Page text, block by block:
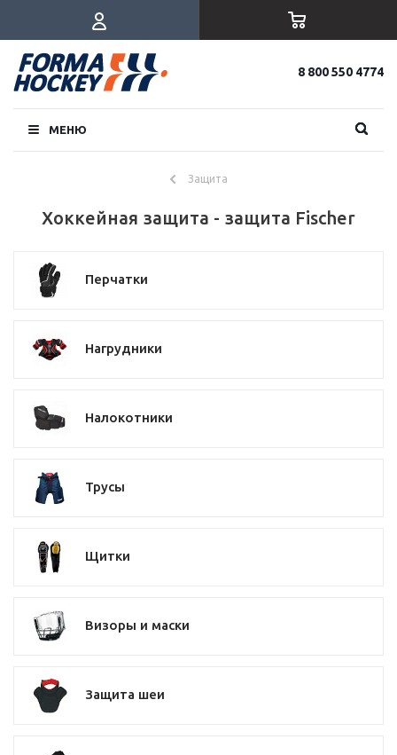
8 800 550 4774
МЕНЮ
Защита
Хоккейная защита - защита Fischer
Перчатки
Нагрудники
Налокотники
Трусы
Щитки
Визоры и маски
Защита шеи